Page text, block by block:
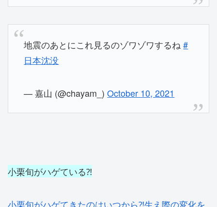
地震のあとにこれ見るのゾワゾワするね#
日本沈没
— 嘉山 (@chayam_)October 10, 2021
小栗旬がハゲている⁈
小栗旬がハゲてきたのはいつから⁈生え際の変化を